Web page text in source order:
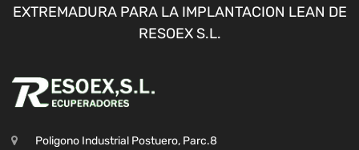
EXTREMADURA PARA LA IMPLANTACION LEAN DE
RESOEX S.L.
Poligono Industrial Postuero, Parc.8